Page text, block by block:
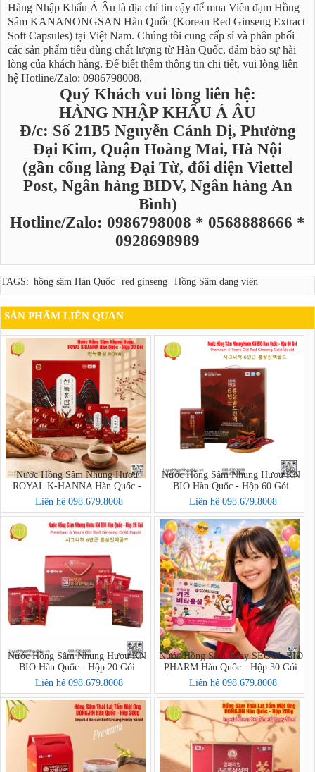
Hàng Nhập Khẩu Á Âu là địa chỉ tin cậy để mua Viên đạm Hồng
Sâm KANANONGSAN Hàn Quốc (Korean Red Ginseng Extract
Soft Capsules) tại Việt Nam. Chúng tôi cung cấp sỉ và phân phối
các sản phẩm tiêu dùng chất lượng từ Hàn Quốc, đảm bảo sự hài
lòng của khách hàng. Để biết thêm thông tin chi tiết, vui lòng liên
hệ Hotline/Zalo: 0986798008.
Quý Khách vui lòng liên hệ:
HÀNG NHẬP KHẨU Á ÂU
Đ/c: Số 21B5 Nguyễn Cảnh Dị, Phường
Đại Kim, Quận Hoàng Mai, Hà Nội
(gần cổng làng Đại Từ, đối diện Viettel
Post, Ngân hàng BIDV, Ngân hàng An
Bình)
Hotline/Zalo: 0986798008 * 0568888666 *
0928698989
TAGS: hồng sâm Hàn Quốc red ginseng Hồng Sâm dạng viên
SẢN PHẨM LIÊN QUAN
Nước Hồng Sâm Nhung Hươu
ROYAL K-HANNA Hàn Quốc -
Hộp 30 Gói (천녹홍삼 ROYAL)
Liên hệ 098.679.8008
Nước Hồng Sâm Nhung Hươu KN
BIO Hàn Quốc - Hộp 60 Gói
Liên hệ 098.679.8008
Nước Hồng Sâm Nhung Hươu KN
BIO Hàn Quốc - Hộp 20 Gói
Liên hệ 098.679.8008
Nước Hồng Sâm Baby SEOUL BIO
PHARM Hàn Quốc - Hộp 30 Gói
(Premium Kids Vita Red Ginseng)
Liên hệ 098.679.8008